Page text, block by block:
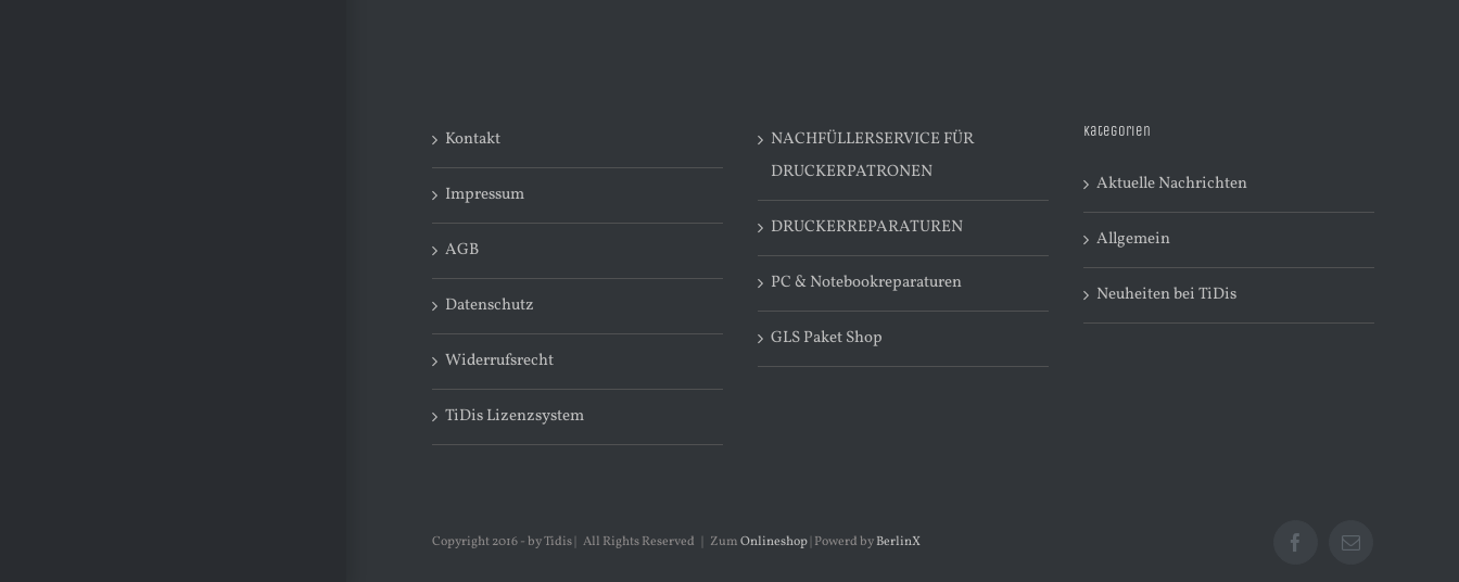
Kontakt
Impressum
AGB
Datenschutz
Widerrufsrecht
TiDis Lizenzsystem
NACHFÜLLERSERVICE FÜR
DRUCKERPATRONEN
DRUCKERREPARATUREN
PC & Notebookreparaturen
GLS Paket Shop
Kategorien
Aktuelle Nachrichten
Allgemein
Neuheiten bei TiDis
Copyright 2016 - by Tidis | All Rights Reserved | ZumOnlineshop| Powerd byBerlinX Facebook
E-